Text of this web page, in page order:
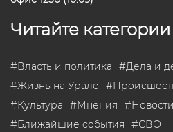
Читайте категории
#Власть и политика #Дела и
#Жизнь на Урале #
#Культура #Мнения #
#Ближайшие события #СВО